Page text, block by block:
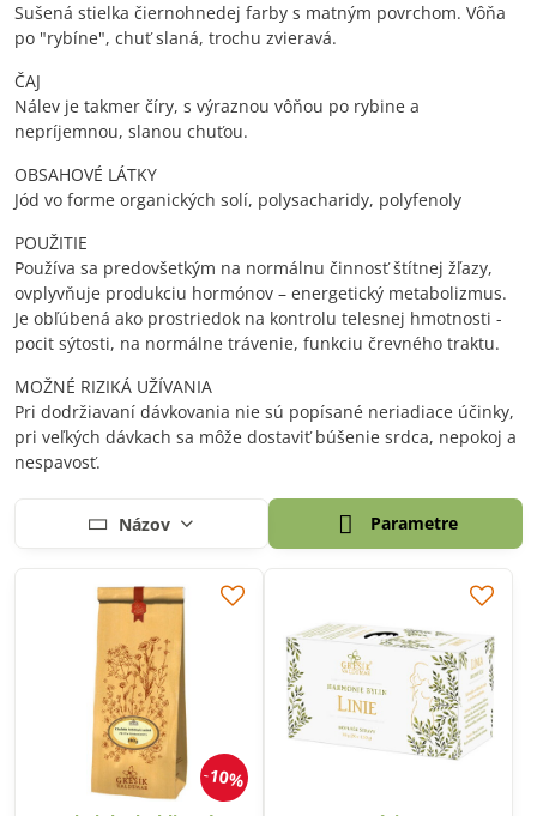
Sušená stielka čiernohnedej farby s matným povrchom. Vôňa
po "rybíne", chuť slaná, trochu zvieravá.
ČAJ
Nálev je takmer číry, s výraznou vôňou po rybine a
nepríjemnou, slanou chuťou.
OBSAHOVÉ LÁTKY
Jód vo forme organických solí, polysacharidy, polyfenoly
POUŽITIE
Používa sa predovšetkým na normálnu činnosť štítnej žľazy,
ovplyvňuje produkciu hormónov – energetický metabolizmus.
Je obľúbená ako prostriedok na kontrolu telesnej hmotnosti -
pocit sýtosti, na normálne trávenie, funkciu črevného traktu.
MOŽNÉ RIZIKÁ UŽÍVANIA
Pri dodržiavaní dávkovania nie sú popísané neriadiace účinky,
pri veľkých dávkach sa môže dostaviť búšenie srdca, nepokoj a
nespavosť.
Názov Parametre
10%